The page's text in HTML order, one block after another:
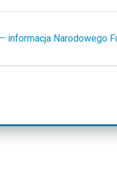
informacja Narodowego